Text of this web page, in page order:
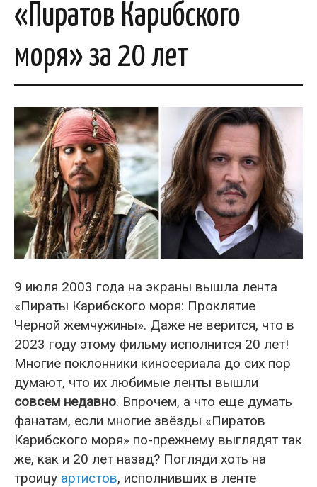
«Пиратов Карибского
моря» за 20 лет
9 июля 2003 года на экраны вышла лента
«Пираты Карибского моря: Проклятие
Черной жемчужины». Даже не верится, что в
2023 году этому фильму исполнится 20 лет!
Многие поклонники киносериала до сих пор
думают, что их любимые ленты вышли
совсем недавно. Впрочем, а что еще думать
фанатам, если многие звёзды «Пиратов
Карибского моря» по-прежнему выглядят так
же, как и 20 лет назад? Погляди хоть на
троицу артистов, исполнивших в ленте